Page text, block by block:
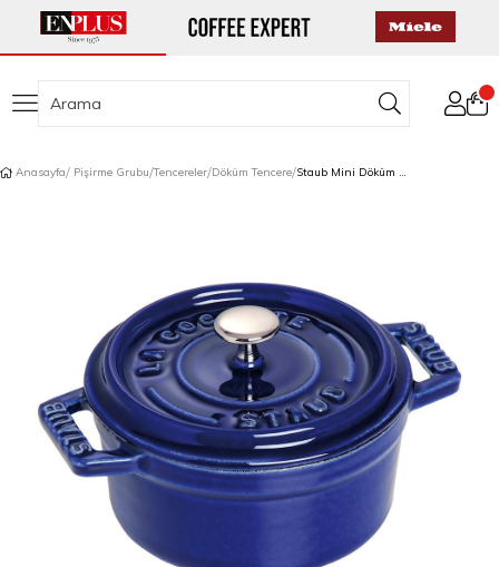
Anasayfa Pişirme Grubu Tencereler Döküm Tencere Staub Mini Döküm Tencere Yuvarlak 10 cm Koyu Mavi